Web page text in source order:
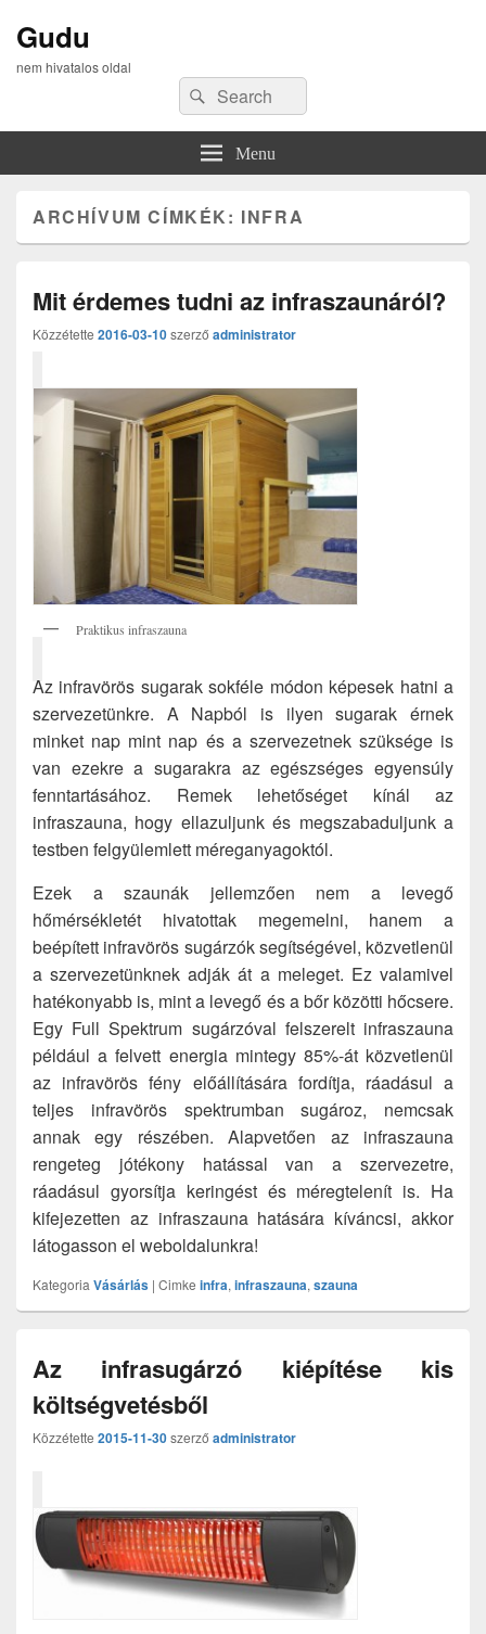
Gudu
nem hivatalos oldal
Search
for:
Search
Menu
ARCHÍVUM CÍMKÉK: INFRA
Mit érdemes tudni az infraszaunáról?
Közzétette 2016-03-10szerző administrator
Praktikus infraszauna
Az infravörös sugarak sokféle módon képesek hatni a
szervezetünkre. A Napból is ilyen sugarak érnek
minket nap mint nap és a szervezetnek szüksége is
van ezekre a sugarakra az egészséges egyensúly
fenntartásához. Remek lehetőséget kínál az
infraszauna, hogy ellazuljunk és megszabaduljunk a
testben felgyülemlett méreganyagoktól.
Ezek a szaunák jellemzően nem a levegő
hőmérsékletét hivatottak megemelni, hanem a
beépített infravörös sugárzók segítségével, közvetlenül
a szervezetünknek adják át a meleget. Ez valamivel
hatékonyabb is, mint a levegő és a bőr közötti hőcsere.
Egy Full Spektrum sugárzóval felszerelt infraszauna
például a felvett energia mintegy 85%-át közvetlenül
az infravörös fény előállítására fordítja, ráadásul a
teljes infravörös spektrumban sugároz, nemcsak
annak egy részében. Alapvetően az infraszauna
rengeteg jótékony hatással van a szervezetre,
ráadásul gyorsítja keringést és méregtelenít is. Ha
kifejezetten az infraszauna hatására kíváncsi, akkor
látogasson el weboldalunkra!
Kategoria Vásárlás | Cimke infra, infraszauna, szauna
Az infrasugárzó kiépítése kis
költségvetésből
Közzétette 2015-11-30szerző administrator